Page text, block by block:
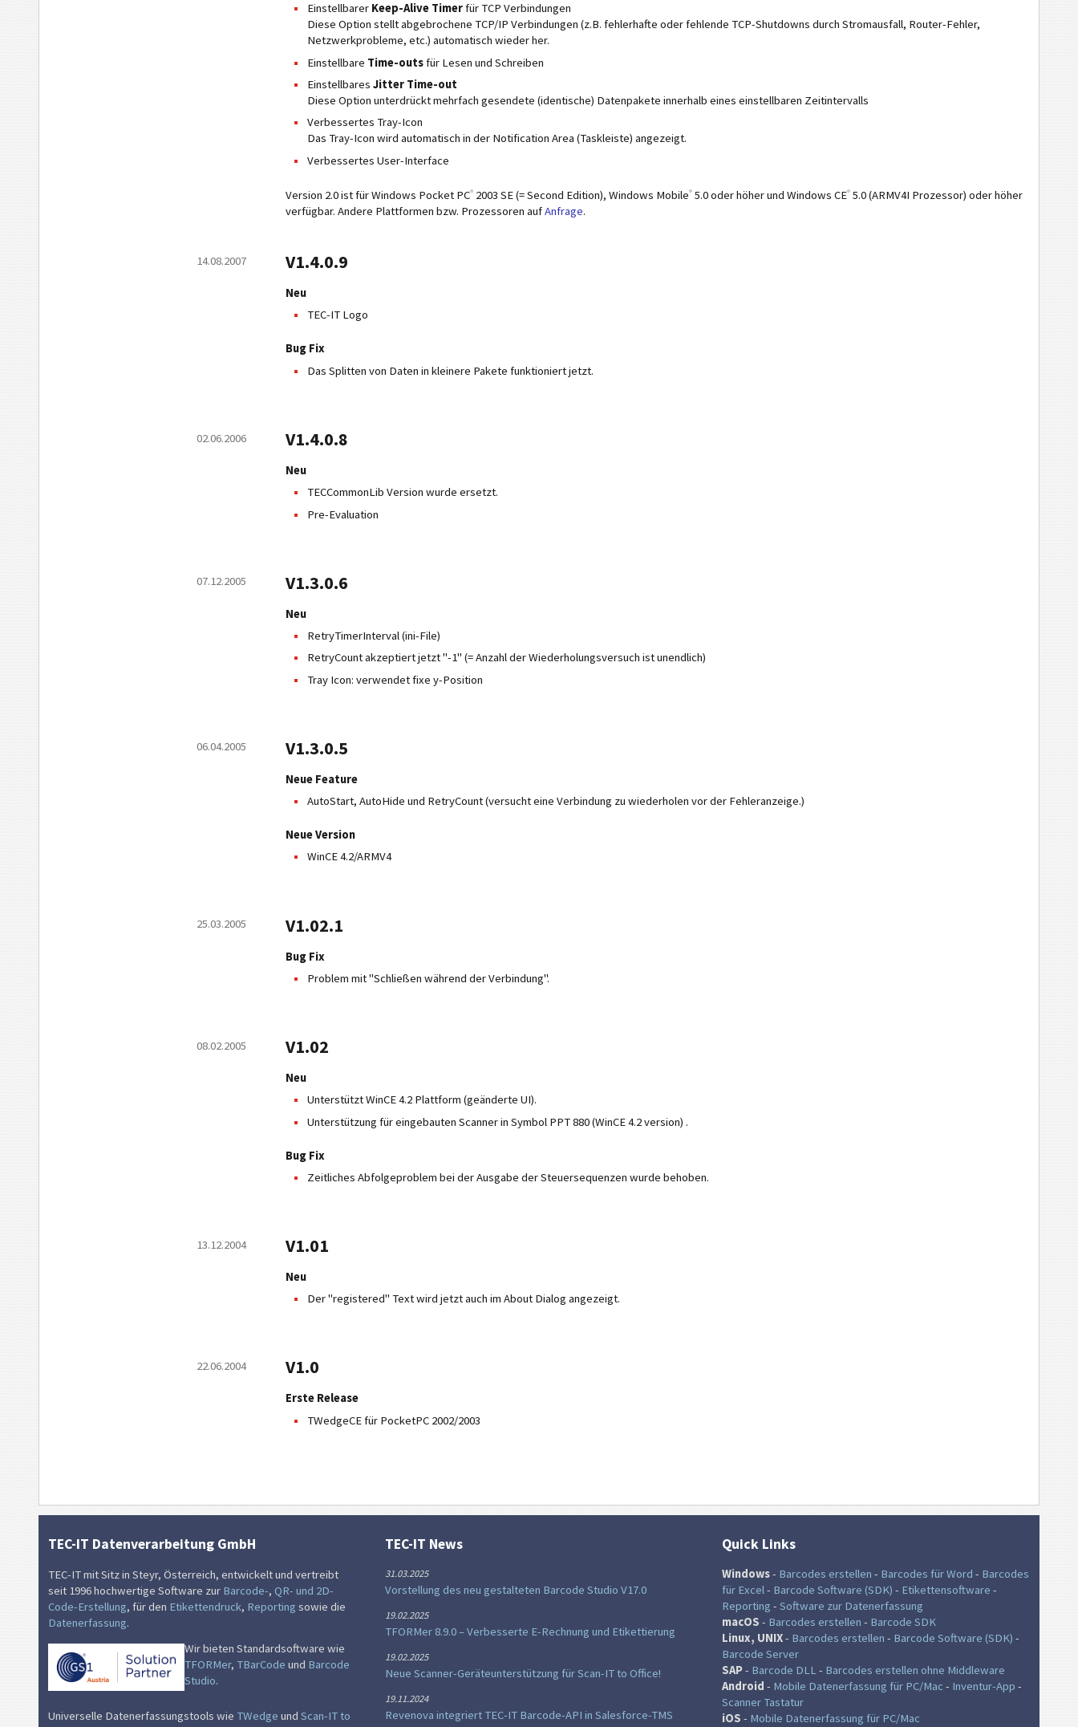
Einstellbarer Keep-Alive Timerfür TCP Verbindungen
Diese Option stellt abgebrochene TCP/IP Verbindungen (z.B. fehlerhafte oder fehlende TCP-Shutdowns durch Stromausfall, Router-Fehler,
Netzwerkprobleme, etc.) automatisch wieder her.
Einstellbare Time-outsfür Lesen und Schreiben
EinstellbaresJitter Time-out
Diese Option unterdrückt mehrfach gesendete (identische) Datenpakete innerhalb eines einstellbaren Zeitintervalls
Verbessertes Tray-Icon
Das Tray-Icon wird automatisch in der Notification Area (Taskleiste) angezeigt.
Verbessertes User-Interface
Version 2.0 ist für Windows Pocket PC® 2003 SE (= Second Edition), Windows Mobile® 5.0 oder höher und Windows CE® 5.0 (ARMV4I Prozessor) oder höher
verfügbar. Andere Plattformen bzw. Prozessoren aufAnfrage.
14.08.2007 V1.4.0.9
Neu
TEC-IT Logo
Bug Fix
Das Splitten von Daten in kleinere Pakete funktioniert jetzt.
02.06.2006 V1.4.0.8
Neu
TECCommonLib Version wurde ersetzt.
Pre-Evaluation
07.12.2005 V1.3.0.6
Neu
RetryTimerInterval (ini-File)
RetryCount akzeptiert jetzt "-1" (= Anzahl der Wiederholungsversuch ist unendlich)
Tray Icon: verwendet fixe y-Position
06.04.2005 V1.3.0.5
Neue Feature
AutoStart, AutoHide und RetryCount (versucht eine Verbindung zu wiederholen vor der Fehleranzeige.)
Neue Version
WinCE 4.2/ARMV4
25.03.2005 V1.02.1
Bug Fix
Problem mit "Schließen während der Verbindung".
08.02.2005 V1.02
Neu
Unterstützt WinCE 4.2 Plattform (geänderte UI).
Unterstützung für eingebauten Scanner in Symbol PPT 880 (WinCE 4.2 version) .
Bug Fix
Zeitliches Abfolgeproblem bei der Ausgabe der Steuersequenzen wurde behoben.
13.12.2004 V1.01
Neu
Der "registered" Text wird jetzt auch im About Dialog angezeigt.
22.06.2004 V1.0
Erste Release
TWedgeCE für PocketPC 2002/2003
TEC-IT Datenverarbeitung GmbH
TEC-IT mit Sitz in Steyr, Österreich, entwickelt und vertreibt
seit 1996 hochwertige Software zur Barcode-, QR- und 2D-
Code-Erstellung, für den Etikettendruck, Reporting sowie die
Datenerfassung.
Wir bieten Standardsoftware wie
TFORMer, TBarCode und Barcode
Studio.
Universelle Datenerfassungstools wie TWedge und Scan-IT to
TEC-IT News
31.03.2025
Vorstellung des neu gestalteten Barcode Studio V17.0
19.02.2025
TFORMer 8.9.0 – Verbesserte E-Rechnung und Etikettierung
19.02.2025
Neue Scanner-Geräteunterstützung für Scan-IT to Office!
19.11.2024
Revenova integriert TEC-IT Barcode-API in Salesforce-TMS
Quick Links
Windows- Barcodes erstellen - Barcodes für Word - Barcodes
für Excel - Barcode Software (SDK) - Etikettensoftware -
Reporting - Software zur Datenerfassung
macOS - Barcodes erstellen - Barcode SDK
Linux, UNIX- Barcodes erstellen - Barcode Software (SDK) -
Barcode Server
SAP- Barcode DLL - Barcodes erstellen ohne Middleware
Android - Mobile Datenerfassung für PC/Mac - Inventur-App -
Scanner Tastatur
iOS - Mobile Datenerfassung für PC/Mac